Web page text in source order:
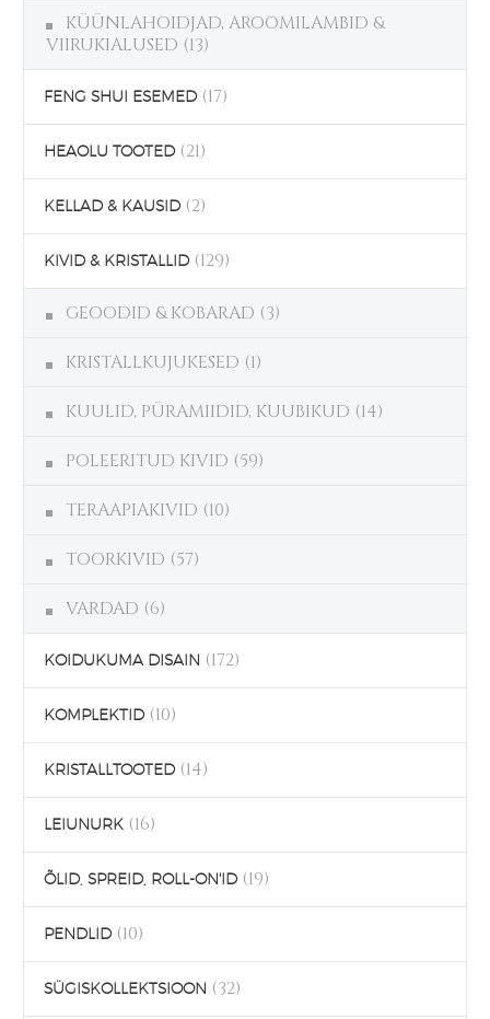
KÜÜNLAHOIDJAD, AROOMILAMBID &
VIIRUKIALUSED (13)
FENG SHUI ESEMED (17)
HEAOLU TOOTED (21)
KELLAD & KAUSID (2)
KIVID & KRISTALLID (129)
GEOODID & KOBARAD (3)
KRISTALLKUJUKESED (1)
KUULID, PÜRAMIIDID, KUUBIKUD (14)
POLEERITUD KIVID (59)
TERAAPIAKIVID (10)
TOORKIVID (57)
VARDAD (6)
KOIDUKUMA DISAIN (172)
KOMPLEKTID (10)
KRISTALLTOOTED (14)
LEIUNURK (16)
ÕLID, SPREID, ROLL-ON'ID (19)
PENDLID (10)
SÜGISKOLLEKTSIOON (32)